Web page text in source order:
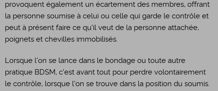
provoquent également un écartement des membres, offrant
la personne soumise à celui ou celle qui garde le contrôle et
peut à présent faire ce qu'il veut de la personne attachée,
poignets et chevilles immobilisés.
Lorsque l'on se lance dans le bondage ou toute autre
pratique BDSM, c'est avant tout pour perdre volontairement
le contrôle, lorsque l'on se trouve dans la position du soumis.